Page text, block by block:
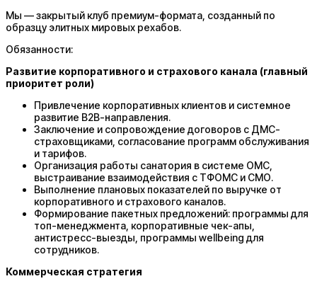
Мы — закрытый клуб премиум-формата, созданный по
образцу элитных мировых рехабов.
Обязанности:
Развитие корпоративного и страхового канала (главный
приоритет роли)
Привлечение корпоративных клиентов и системное
развитие B2B-направления.
Заключение и сопровождение договоров с ДМС-
страховщиками, согласование программ обслуживания
и тарифов.
Организация работы санатория в системе ОМС,
выстраивание взаимодействия с ТФОМС и СМО.
Выполнение плановых показателей по выручке от
корпоративного и страхового каналов.
Формирование пакетных предложений: программы для
топ-менеджмента, корпоративные чек-апы,
антистресс-выезды, программы wellbeing для
сотрудников.
Коммерческая стратегия